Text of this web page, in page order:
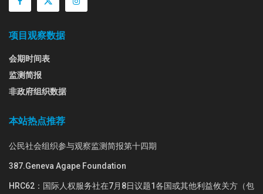
项目观察数据
会期时间表
监测简报
非政府组织数据
本站热点推荐
公民社会组织参与观察监测简报第十四期
387.Geneva Agape Foundation
HRC62：国际人权服务社在7月8日议题1各国或其他利益攸关方（包